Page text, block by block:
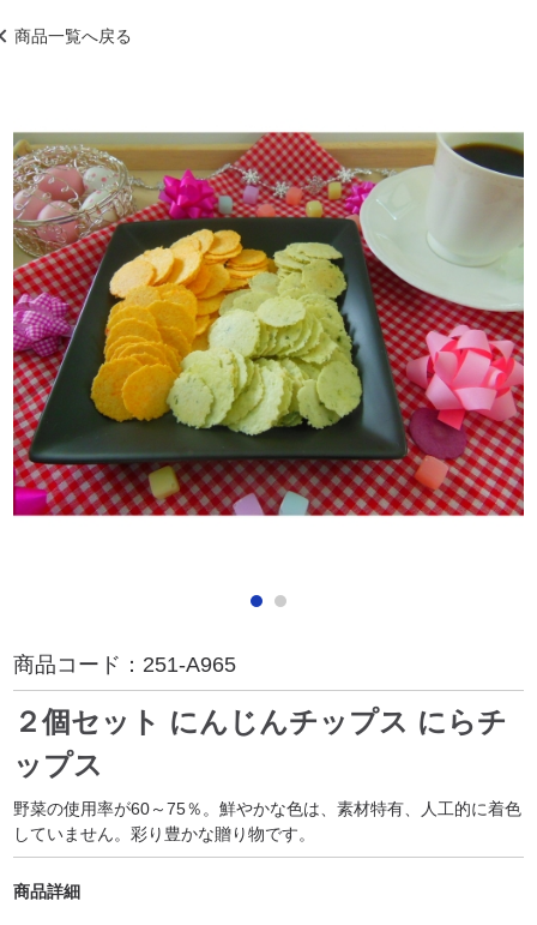
商品一覧へ戻る
商品コード： 251-A965
２個セット にんじんチップス にらチ
ップス
野菜の使用率が60～75％。鮮やかな色は、素材特有、人工的に着色
していません。彩り豊かな贈り物です。
商品詳細